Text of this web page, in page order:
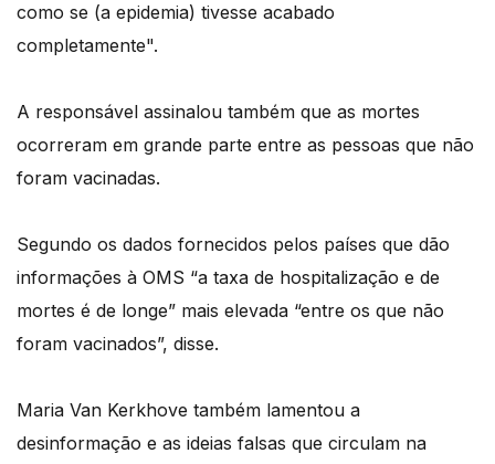
como se (a epidemia) tivesse acabado
completamente".
A responsável assinalou também que as mortes
ocorreram em grande parte entre as pessoas que não
foram vacinadas.
Segundo os dados fornecidos pelos países que dão
informações à OMS “a taxa de hospitalização e de
mortes é de longe” mais elevada “entre os que não
foram vacinados”, disse.
Maria Van Kerkhove também lamentou a
desinformação e as ideias falsas que circulam na